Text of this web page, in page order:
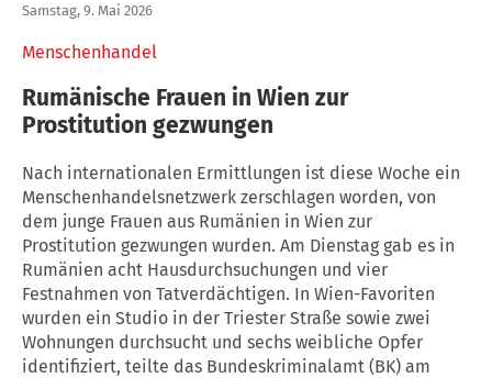
Menschenhandel
Samstag, 9. Mai 2026
Rumänische Frauen in Wien zur
Prostitution gezwungen
Nach internationalen Ermittlungen ist diese Woche ein
Menschenhandelsnetzwerk zerschlagen worden, von
dem junge Frauen aus Rumänien in Wien zur
Prostitution gezwungen wurden. Am Dienstag gab es in
Rumänien acht Hausdurchsuchungen und vier
Festnahmen von Tatverdächtigen. In Wien-Favoriten
wurden ein Studio in der Triester Straße sowie zwei
Wohnungen durchsucht und sechs weibliche Opfer
identifiziert, teilte das Bundeskriminalamt (BK) am